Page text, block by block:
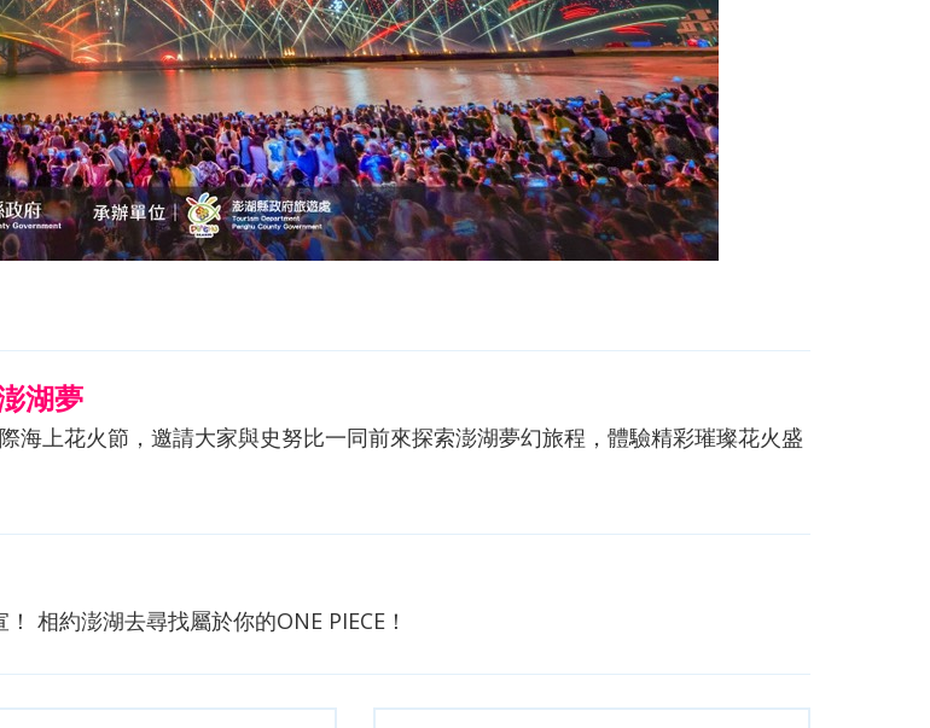
湖夢
海上花火節，邀請大家與史努比一同前來探索澎湖夢幻旅程，體驗精彩璀璨花火盛
相約澎湖去尋找屬於你的ONE PIECE！